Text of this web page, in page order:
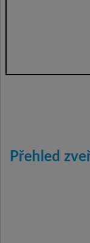
Přehled